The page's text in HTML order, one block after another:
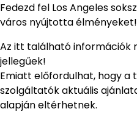
Fedezd fel Los Angeles
város nyújtotta élményeket!
Az itt található információk
jellegűek!
Emiatt előfordulhat, hogy a
szolgáltatók aktuális
alapján eltérhetnek.